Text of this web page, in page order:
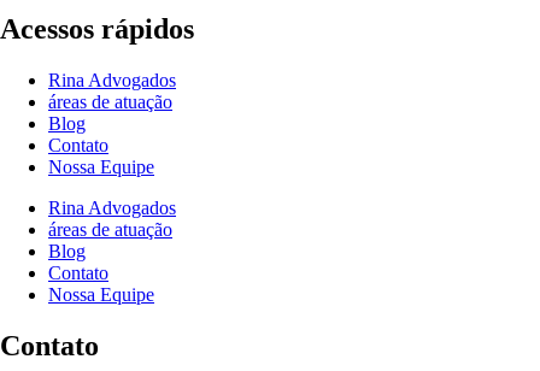
Acessos rápidos
Rina Advogados
áreas de atuação
Blog
Contato
Nossa Equipe
Rina Advogados
áreas de atuação
Blog
Contato
Nossa Equipe
Contato